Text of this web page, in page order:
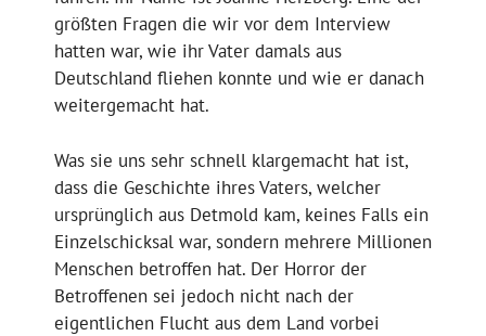
größten Fragen die wir vor dem Interview
hatten war, wie ihr Vater damals aus
Deutschland fliehen konnte und wie er danach
weitergemacht hat.
Was sie uns sehr schnell klargemacht hat ist,
dass die Geschichte ihres Vaters, welcher
ursprünglich aus Detmold kam, keines Falls ein
Einzelschicksal war, sondern mehrere Millionen
Menschen betroffen hat. Der Horror der
Betroffenen sei jedoch nicht nach der
eigentlichen Flucht aus dem Land vorbei